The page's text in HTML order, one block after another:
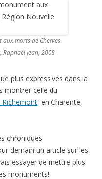
aux morts de Cherves-
Raphaël Jean, 2008
plus expressives dans la
montrer celle du
Richemont, en Charente,
chroniques
demain un article sur les
essayer de mettre plus
monuments!